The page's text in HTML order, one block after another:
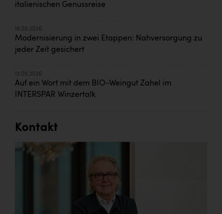
italienischen Genussreise
19.05.2026
Modernisierung in zwei Etappen: Nahversorgung zu
jeder Zeit gesichert
13.05.2026
Auf ein Wort mit dem BIO-Weingut Zahel im
INTERSPAR Winzertalk
Kontakt